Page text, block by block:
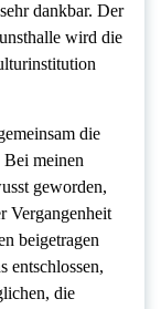
dankbar. Der
wird die
die
meinen
geworden,
Vergangenheit
beigetragen
entschlossen,
die